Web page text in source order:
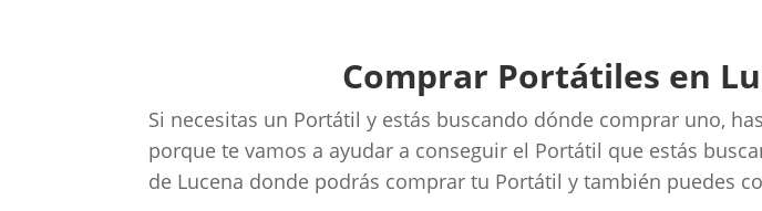
Comprar Portátiles en
Si necesitas un Portátil y estás buscando dónde comprar uno,
porque te vamos a ayudar a conseguir el Portátil que estás
de Lucena donde podrás comprar tu Portátil y también puedes